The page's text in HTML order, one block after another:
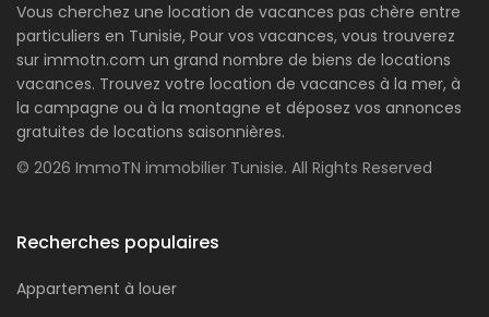
Vous cherchez une location de vacances pas chère entre
particuliers en Tunisie, Pour vos vacances, vous trouverez
sur immotn.com un grand nombre de biens de locations
vacances. Trouvez votre location de vacances à la mer, à
la campagne ou à la montagne et déposez vos annonces
gratuites de locations saisonnières.
© 2026 ImmoTN immobilier Tunisie. All Rights Reserved
Recherches populaires
Appartement à louer